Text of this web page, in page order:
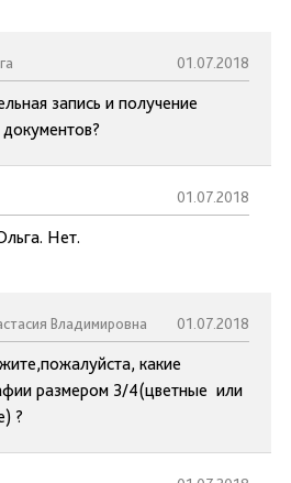
01.07.2018
запись и получение
01.07.2018
Нет.
Владимировна 01.07.2018
какие
размером 3/4(цветные или
?